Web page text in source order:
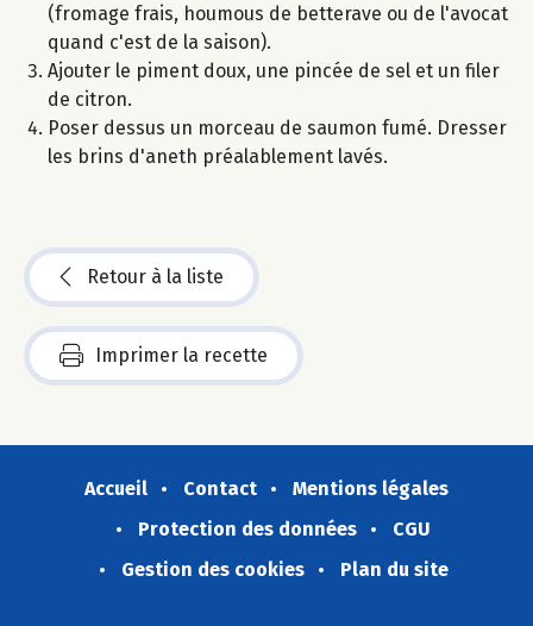
(fromage frais, houmous de betterave ou de l'avocat
quand c'est de la saison).
Ajouter le piment doux, une pincée de sel et un filer
de citron.
Poser dessus un morceau de saumon fumé. Dresser
les brins d'aneth préalablement lavés.
Retour à la liste
Imprimer la recette
Accueil Contact
Mentions légales
Protection des données
CGU
Gestion des cookies
Plan du site